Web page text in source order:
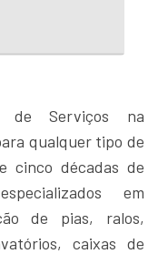
de Serviços na
qualquer tipo de
cinco décadas de
em
de pias, ralos,
caixas de